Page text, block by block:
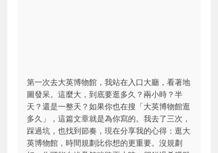
第一次去大英博物館，我站在入口大廳，看著地
圖發呆。這麼大，到底要逛多久？兩小時？半
天？還是一整天？如果你也在搜「大英博物館逛
多久」，這篇文章就是為你寫的。我去了三次，
踩過坑，也找到節奏，現在分享我的心得：逛大
英博物館，時間規劃比你想的更重要。沒規劃